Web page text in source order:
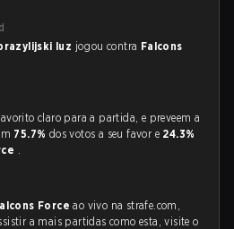
luz jogou contra Falcons
claro para a partida, e preveem a
75.7% dos votos a seu favor e 24.3%
.
Forceao vivo na strafe.com,
a mais partidas como esta, visite o